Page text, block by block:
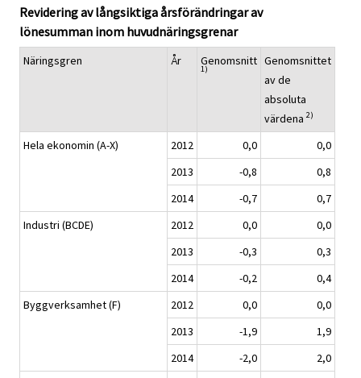
Revidering av långsiktiga årsförändringar av
lönesumman inom huvudnäringsgrenar
Näringsgren År Genomsnitt
1)
Genomsnittet
av de
absoluta
värdena 2)
Hela ekonomin (A-X) 2012 0,0
0,0
2013
-0,8
0,8
2014
-0,7
0,7
Industri (BCDE)
2012 0,0
0,0
2013
-0,3
0,3
2014
-0,2
0,4
Byggverksamhet (F)
2012 0,0
0,0
2013
-1,9
1,9
2014
-2,0
2,0